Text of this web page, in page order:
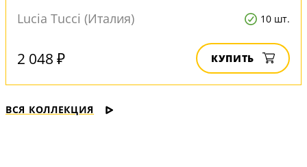
Lucia Tucci (Италия) 10 шт.
2 048 ₽ КУПИТЬ
ВСЯ КОЛЛЕКЦИЯ